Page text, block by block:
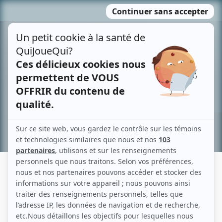
MENU
contenu
Recherche avancée »
PAOLA ARRIAGADA-NUÑEZ
Liens
Fiche de Paola Arriagada-Nuñez sur Showbizz.net